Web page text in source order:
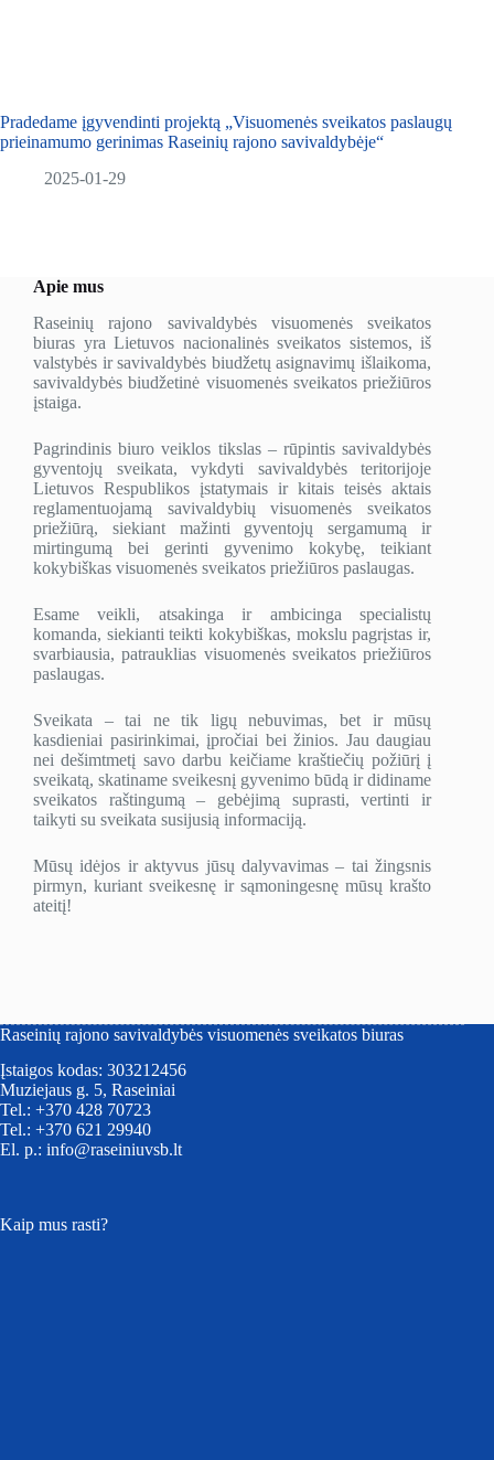
Pradedame įgyvendinti projektą „Visuomenės sveikatos paslaugų
prieinamumo gerinimas Raseinių rajono savivaldybėje“
2025-01-29
Apie mus
Raseinių rajono savivaldybės visuomenės sveikatos
biuras yra Lietuvos nacionalinės sveikatos sistemos, iš
valstybės ir savivaldybės biudžetų asignavimų išlaikoma,
savivaldybės biudžetinė visuomenės sveikatos priežiūros
įstaiga.
Pagrindinis biuro veiklos tikslas – rūpintis savivaldybės
gyventojų sveikata, vykdyti savivaldybės teritorijoje
Lietuvos Respublikos įstatymais ir kitais teisės aktais
reglamentuojamą savivaldybių visuomenės sveikatos
priežiūrą, siekiant mažinti gyventojų sergamumą ir
mirtingumą bei gerinti gyvenimo kokybę, teikiant
kokybiškas visuomenės sveikatos priežiūros paslaugas.
Esame veikli, atsakinga ir ambicinga specialistų
komanda, siekianti teikti kokybiškas, mokslu pagrįstas ir,
svarbiausia, patrauklias visuomenės sveikatos priežiūros
paslaugas.
Sveikata – tai ne tik ligų nebuvimas, bet ir mūsų
kasdieniai pasirinkimai, įpročiai bei žinios. Jau daugiau
nei dešimtmetį savo darbu keičiame kraštiečių požiūrį į
sveikatą, skatiname sveikesnį gyvenimo būdą ir didiname
sveikatos raštingumą – gebėjimą suprasti, vertinti ir
taikyti su sveikata susijusią informaciją.
Mūsų idėjos ir aktyvus jūsų dalyvavimas – tai žingsnis
pirmyn, kuriant sveikesnę ir sąmoningesnę mūsų krašto
ateitį!
Raseinių rajono savivaldybės visuomenės sveikatos biuras
Įstaigos kodas: 303212456
Muziejaus g. 5, Raseiniai
Tel.: +370 428 70723
Tel.: +370 621 29940
El. p.: info@raseiniuvsb.lt
Kaip mus rasti?